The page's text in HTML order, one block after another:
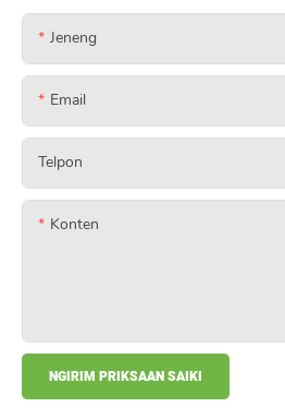
Jeneng
Email
Telpon
Konten
NGIRIM PRIKSAAN SAIKI